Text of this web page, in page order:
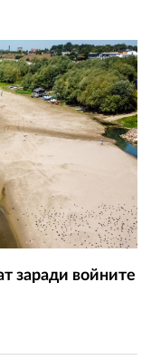
заради войните